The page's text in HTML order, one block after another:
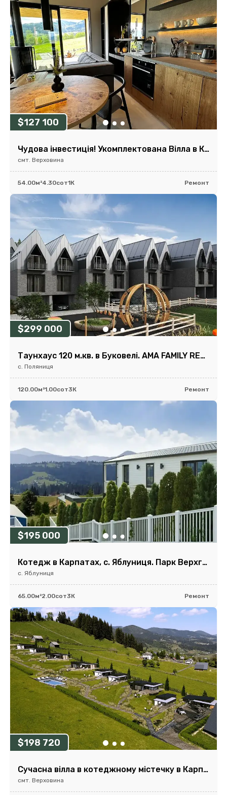
$127 100
Чудова інвестиція! Укомплектована Вілла в Карпатах, Верховина
смт. Верховина
54.00м²4.30сот1К Ремонт
$299 000
Таунхаус 120 м.кв. в Буковелі. AMA FAMILY RESORT
с. Поляниця
120.00м²1.00сот3К Ремонт
$195 000
Котедж в Карпатах, с. Яблуниця. Парк Верхгори
с. Яблуниця
65.00м²2.00сот3К Ремонт
$198 720
Сучасна вілла в котеджному містечку в Карпатах, с. Красник
смт. Верховина